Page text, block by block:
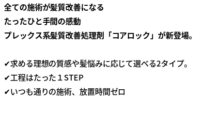
全ての施術が髪質改善になる
たったひと手間の感動
プレックス系髪質改善処理剤「コアロック」が新登場。
✔求める理想の質感や髪悩みに応じて選べる2タイプ。
✔工程はたった１STEP
✔いつも通りの施術、放置時間ゼロ